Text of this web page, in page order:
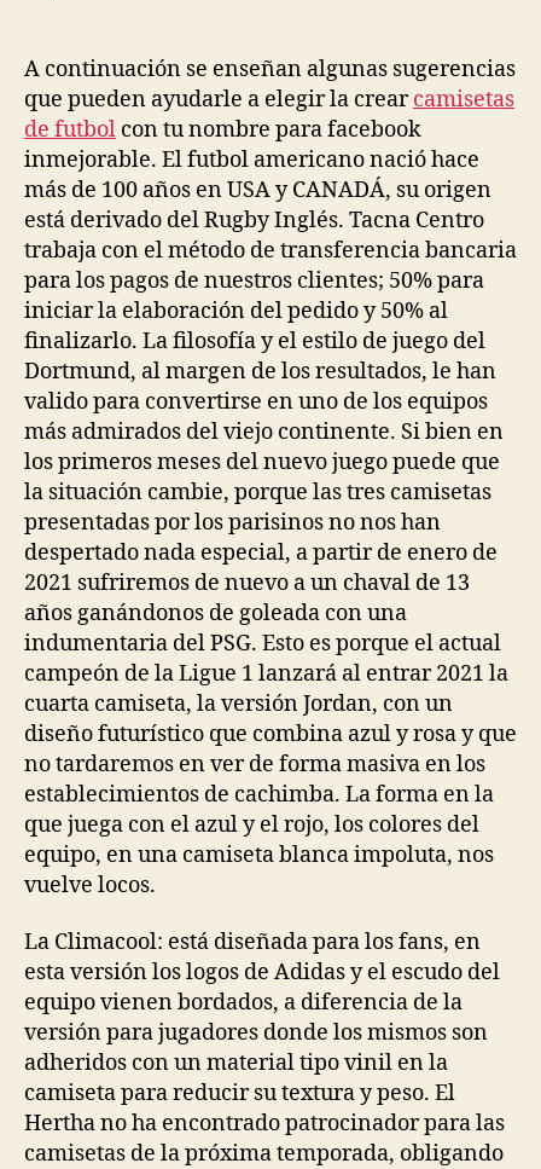
A continuación se enseñan algunas sugerencias
que pueden ayudarle a elegir la crearcamisetas
de futbol con tu nombre para facebook
inmejorable. El futbol americano nació hace
más de 100 años en USA y CANADÁ, su origen
está derivado del Rugby Inglés. Tacna Centro
trabaja con el método de transferencia bancaria
para los pagos de nuestros clientes; 50% para
iniciar la elaboración del pedido y 50% al
finalizarlo. La filosofía y el estilo de juego del
Dortmund, al margen de los resultados, le han
valido para convertirse en uno de los equipos
más admirados del viejo continente. Si bien en
los primeros meses del nuevo juego puede que
la situación cambie, porque las tres camisetas
presentadas por los parisinos no nos han
despertado nada especial, a partir de enero de
2021 sufriremos de nuevo a un chaval de 13
años ganándonos de goleada con una
indumentaria del PSG. Esto es porque el actual
campeón de la Ligue 1 lanzará al entrar 2021 la
cuarta camiseta, la versión Jordan, con un
diseño futurístico que combina azul y rosa y que
no tardaremos en ver de forma masiva en los
establecimientos de cachimba. La forma en la
que juega con el azul y el rojo, los colores del
equipo, en una camiseta blanca impoluta, nos
vuelve locos.
La Climacool: está diseñada para los fans, en
esta versión los logos de Adidas y el escudo del
equipo vienen bordados, a diferencia de la
versión para jugadores donde los mismos son
adheridos con un material tipo vinil en la
camiseta para reducir su textura y peso. El
Hertha no ha encontrado patrocinador para las
camisetas de la próxima temporada, obligando